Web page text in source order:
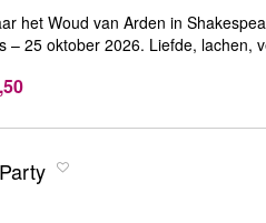
het Woud van Arden in
– 25 oktober 2026. Liefde, lachen,